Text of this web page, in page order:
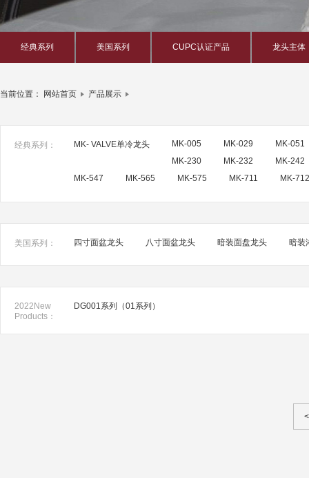
经典系列 美国系列 CUPC认证产品 龙头主体
当前位置： 网站首页 产品展示
经典系列： MK- VALVE单冷龙头 MK-005 MK-029
MK-051
MK-230
MK-232
MK-242
MK-547
MK-565 MK-575 MK-711 MK-712
美国系列： 四寸面盆龙头 八寸面盆龙头 暗装面盘龙头 暗装
2022New
Products：
DG001系列（01系列）